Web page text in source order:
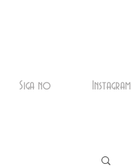
Siga no Instagram